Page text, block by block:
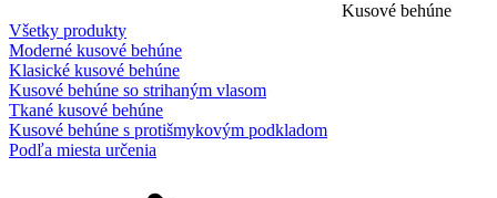
Kusové behúne
Všetky produkty
Moderné kusové behúne
Klasické kusové behúne
Kusové behúne so strihaným vlasom
Tkané kusové behúne
Kusové behúne s protišmykovým podkladom
Podľa miesta určenia